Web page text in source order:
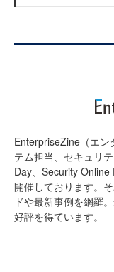
EnterpriseZine（エン
テム担当、セキュリ
Day、Security
開催しております。
ドや最新事例を網羅
好評を得ています。